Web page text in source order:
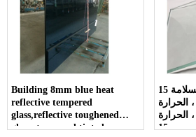
Building 8mm blue heat
reflective tempered
glass,reflective toughened
glass, tempered tinted
السلامة 15mm المورد الحرارة
الحرارة
الحرارة
15mm غارقة الزجاج المقسى